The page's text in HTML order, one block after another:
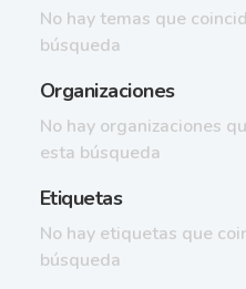
No hay temas que
búsqueda
Organizaciones
No hay organizaciones
esta búsqueda
Etiquetas
No hay etiquetas que
búsqueda